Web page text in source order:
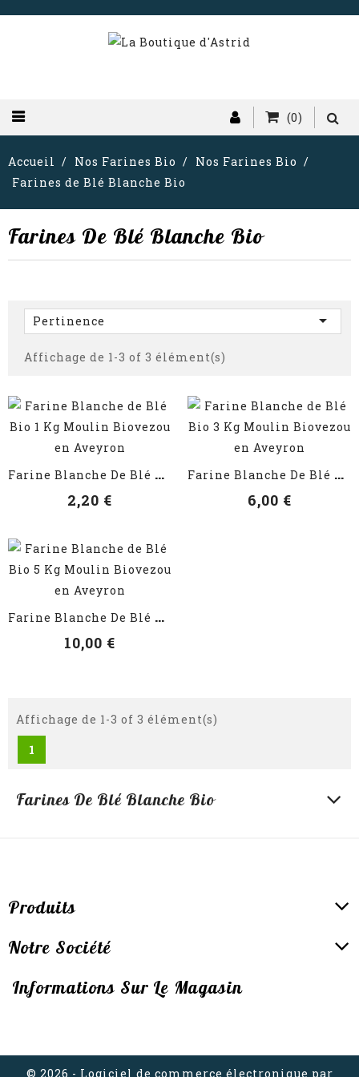
(0)
Accueil Nos Farines Bio
Nos Farines Bio
Farines de Blé Blanche Bio
Farines De Blé Blanche Bio
Pertinence 
Affichage de 1-3 of 3 élément(s)
VOIR LES DÉTAILS F
Arine Blanche De Blé Bio 1 Kg
2,20 €
VOIR LES DÉTAILS F
Arine Blanche De Blé Bio 3 Kg
6,00 €
VOIR LES DÉTAILS F
Arine Blanche De Blé Bio 5 Kg
10,00 €
Affichage de 1-3 of 3 élément(s)
1
Farines De Blé Blanche Bio
Produits
Notre Société
Informations Sur Le Magasin
© 2026 - Logiciel de commerce électronique par